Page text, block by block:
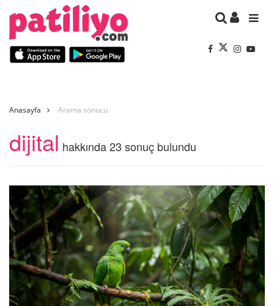
Anasayfa Arama sonucu
dijital hakkında 23 sonuç bulundu